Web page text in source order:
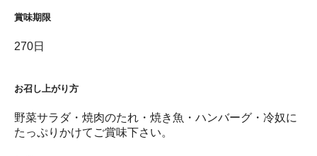
賞味期限
270日
お召し上がり方
野菜サラダ・焼肉のたれ・焼き魚・ハンバーグ・冷奴に
たっぷりかけてご賞味下さい。